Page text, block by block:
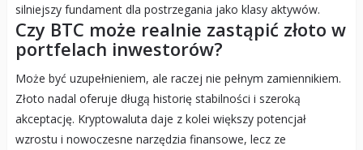
silniejszy fundament dla postrzegania jako klasy aktywów.
Czy BTC może realnie zastąpić złoto w
portfelach inwestorów?
Może być uzupełnieniem, ale raczej nie pełnym zamiennikiem.
Złoto nadal oferuje długą historię stabilności i szeroką
akceptację. Kryptowaluta daje z kolei większy potencjał
wzrostu i nowoczesne narzędzia finansowe, lecz ze